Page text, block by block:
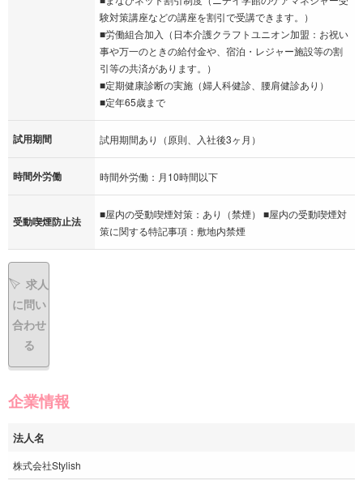
験対策講座などの講座を割引で受講できます。）
■労働組合加入（日本介護クラフトユニオン加盟：お祝い
事や万一のときの給付金や、宿泊・レジャー施設等の割
引等の共済があります。）
■定期健康診断の実施（婦人科健診、腰肩健診あり）
■定年65歳まで
試用期間 試用期間あり（原則、入社後3ヶ月）
時間外労働 時間外労働：月10時間以下
受動喫煙防止法
■屋内の受動喫煙対策：あり（禁煙） ■屋内の受動喫煙対
策に関する特記事項：敷地内禁煙
求人
に問い
合わせ
る
企業情報
法人名
株式会社Stylish